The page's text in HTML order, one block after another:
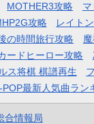
MOTHER3攻略
攻略
レイト
の時間旅行攻略
ードヒーロー攻略
ス将棋 棋譜再生
POP最新人気曲ラン
合情報局